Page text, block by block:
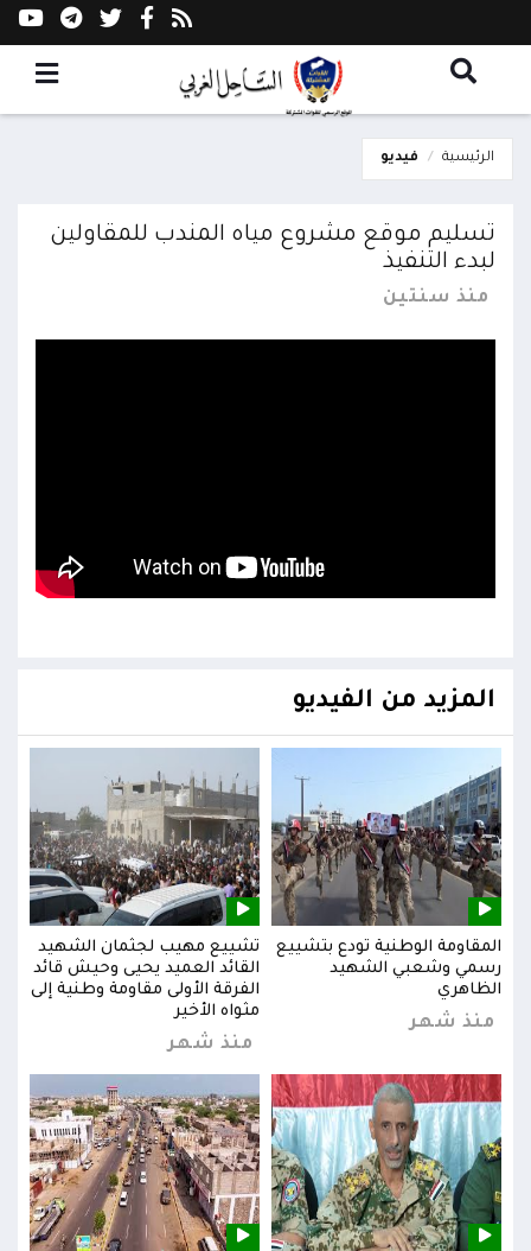
الرئيسية فيديو
تسليم موقع مشروع مياه المندب للمقاولين
لبدء التنفيذ
منذ سنتين
المزيد من الفيديو
المقاومة الوطنية تودع بتشييع
رسمي وشعبي الشهيد
الظاهري
منذ شهر
تشييع مهيب لجثمان الشهيد
القائد العميد يحيى وحيش قائد
الفرقة الأولى مقاومة وطنية إلى
مثواه الأخير
منذ شهر